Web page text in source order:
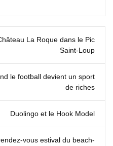
La Roque dans le Pic
Saint‑Loup
le football devient un sport
de riches
Duolingo et le Hook Model
estival du beach-